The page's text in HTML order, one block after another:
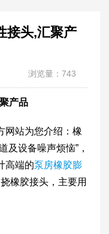
接头,汇聚产
浏览量：743
产品
网站为您介绍：橡
及设备噪声烦恼”，
高端的泵房橡胶膨
橡胶接头，主要用